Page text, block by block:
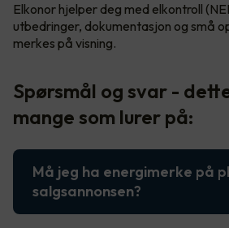
Elkonor hjelper deg med elkontroll
utbedringer, dokumentasjon og små
merkes på visning.
Spørsmål og svar -
mange som lurer på:
Må jeg ha energimerke på
salgsannonsen?